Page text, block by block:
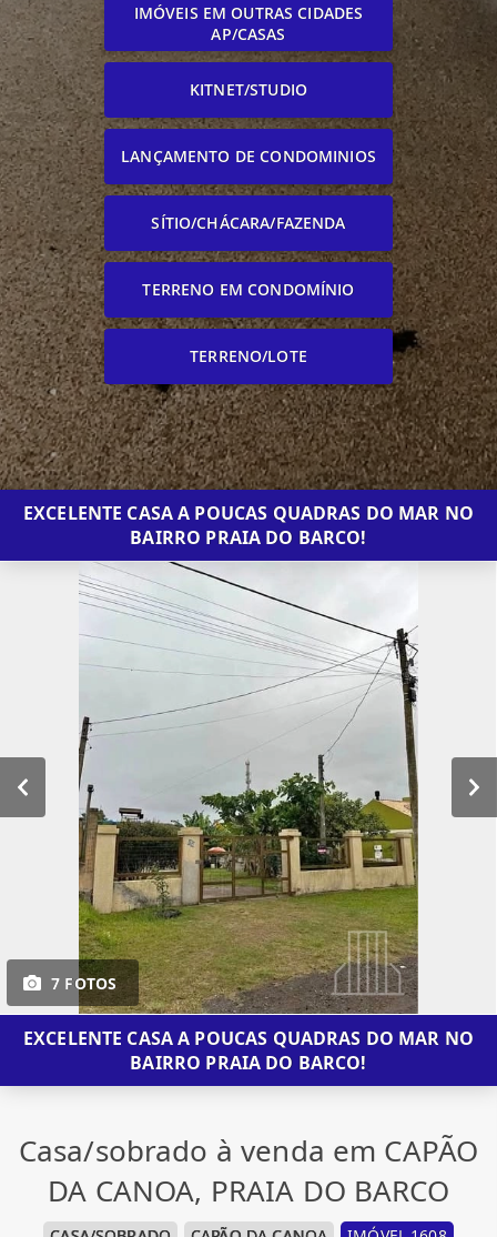
IMÓVEIS EM OUTRAS CIDADES
AP/CASAS
KITNET/STUDIO
LANÇAMENTO DE CONDOMINIOS
SÍTIO/CHÁCARA/FAZENDA
TERRENO EM CONDOMÍNIO
TERRENO/LOTE
EXCELENTE CASA A POUCAS QUADRAS DO MAR NO
BAIRRO PRAIA DO BARCO!
7 FOTOS
EXCELENTE CASA A POUCAS QUADRAS DO MAR NO
BAIRRO PRAIA DO BARCO!
Casa/sobrado à venda em CAPÃO
DA CANOA, PRAIA DO BARCO